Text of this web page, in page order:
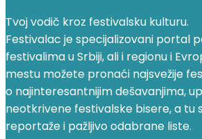
Tvoj vodič kroz festivalsku kulturu.
Festivalac je specijalizovani portal
festivalima u Srbiji, ali i regionu i
mestu možete pronaći najsvežije
o najinteresantnijim dešavanjima,
neotkrivene festivalske bisere, a tu
reportaže i pažljivo odabrane liste.